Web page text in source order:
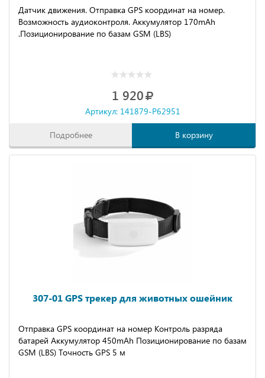
Датчик движения. Отправка GPS координат на номер.
Возможность аудиоконтроля. Аккумулятор 170mAh
.Позиционирование по базам GSM (LBS)
1 920
Артикул: 141879-P62951
Подробнее В корзину
307-01 GPS трекер для животных ошейник
Отправка GPS координат на номер Контроль разряда
батарей Аккумулятор 450mAh Позиционирование по базам
GSM (LBS) Точность GPS 5 м